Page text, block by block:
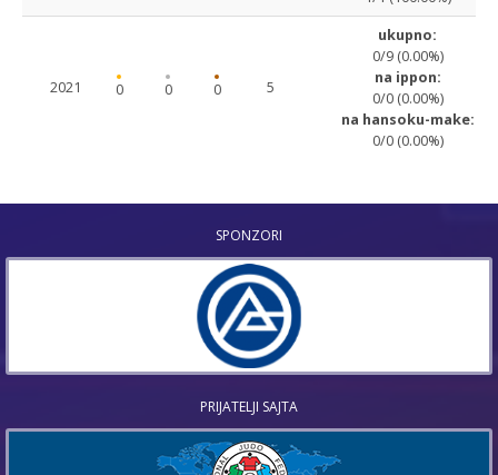
2021 0 0 0 5
ukupno:
0/9 (0.00%)
na ippon:
0/0 (0.00%)
na hansoku-make:
0/0 (0.00%)
SPONZORI
PRIJATELJI SAJTA